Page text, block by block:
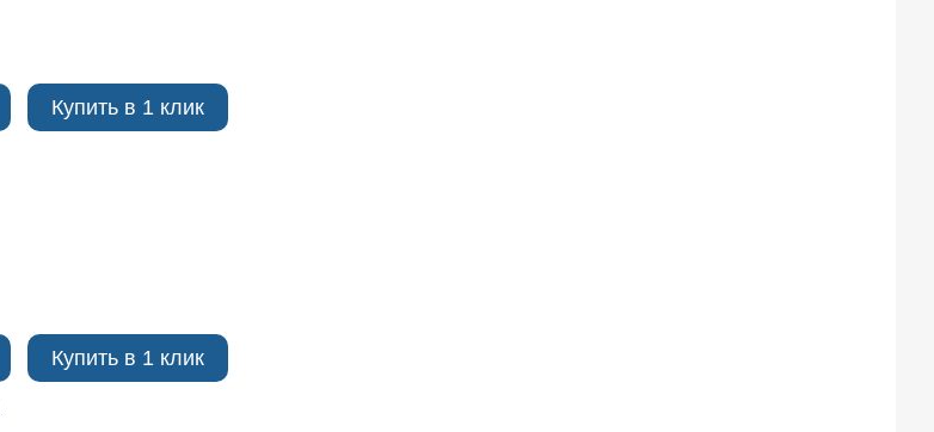
Купить в 1 клик
Купить в 1 клик